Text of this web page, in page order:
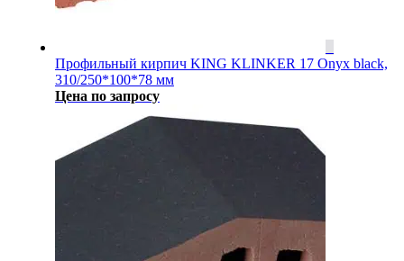
Профильный кирпич KING KLINKER 17 Onyx black,
310/250*100*78 мм
Цена по запросу